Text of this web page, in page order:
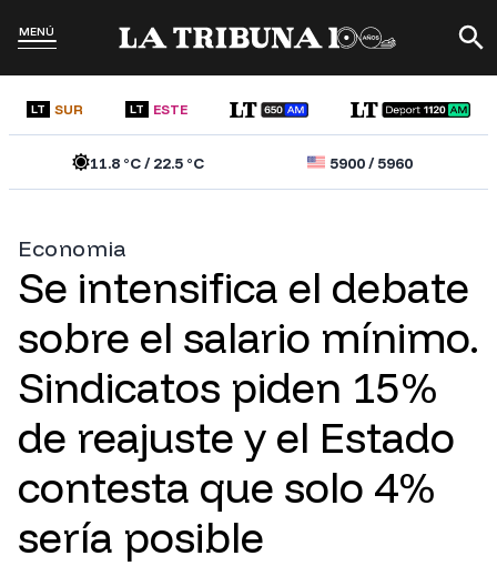
MENÚ
LT SUR LT ESTE
11.8°C /22.5°C 5900/5960
Economia
Se intensifica el debate
sobre el salario mínimo.
Sindicatos piden 15%
de reajuste y el Estado
contesta que solo 4%
sería posible